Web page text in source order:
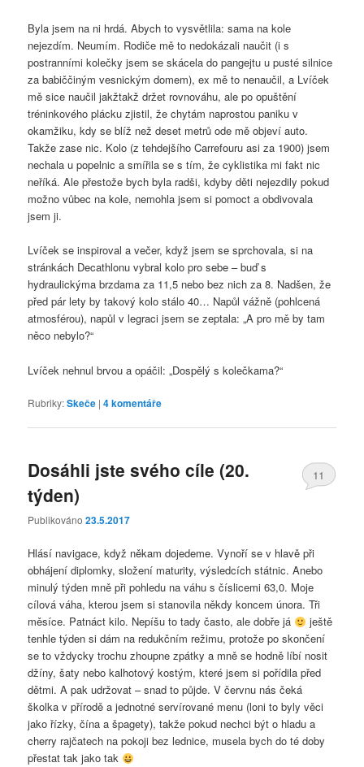
Byla jsem na ni hrdá. Abych to vysvětlila: sama na kole
nejezdím. Neumím. Rodiče mě to nedokázali naučit (i s
postranními kolečky jsem se skácela do pangejtu u pusté silnice
za babiččiným vesnickým domem), ex mě to nenaučil, a Lvíček
mě sice naučil jakžtakž držet rovnováhu, ale po opuštění
tréninkového plácku zjistil, že chytám naprostou paniku v
okamžiku, kdy se blíž než deset metrů ode mě objeví auto.
Takže zase nic. Kolo (z tehdejšího Carrefouru asi za 1900) jsem
nechala u popelnic a smířila se s tím, že cyklistika mi fakt nic
neříká. Ale přestože bych byla radši, kdyby děti nejezdily pokud
možno vůbec na kole, nemohla jsem si pomoct a obdivovala
jsem ji.
Lvíček se inspiroval a večer, když jsem se sprchovala, si na
stránkách Decathlonu vybral kolo pro sebe – buď s
hydraulickýma brzdama za 11,5 nebo bez nich za 8. Nadšen, že
před pár lety by takový kolo stálo 40… Napůl vážně (pohlcená
atmosférou), napůl v legraci jsem se zeptala: „A pro mě by tam
něco nebylo?“
Lvíček nehnul brvou a opáčil: „Dospělý s kolečkama?“
Rubriky:Skeče |4komentáře
Dosáhli jste svého cíle (20.
týden)
Publikováno23.5.2017
11
Hlásí navigace, když někam dojedeme. Vynoří se v hlavě při
obhájení diplomky, složení maturity, výsledcích státnic. Anebo
minulý týden mně při pohledu na váhu s číslicemi 63,0. Moje
cílová váha, kterou jsem si stanovila někdy koncem února. Tři
měsíce. Patnáct kilo. Nepíšu to tady často, ale dobře já
ještě
tenhle týden si dám na redukčním režimu, protože po skončení
se to vždycky trochu zhoupne zpátky a mně se hodně líbí nosit
džíny, šaty nebo kalhotový kostým, které jsem si pořídila před
dětmi. A pak udržovat – snad to půjde. V červnu nás čeká
školka v přírodě a jednotné servírované menu (loni to byly věci
jako řízky, čína a špagety), takže pokud nechci být o hladu a
cherry rajčatech na pokoji bez lednice, musela bych do té doby
přestat tak jako tak